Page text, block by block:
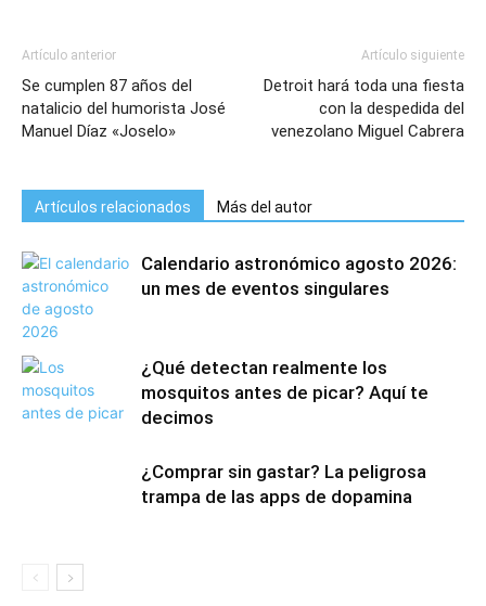
Artículo anterior
Se cumplen 87 años del
natalicio del humorista José
Manuel Díaz «Joselo»
Artículo siguiente
Detroit hará toda una fiesta
con la despedida del
venezolano Miguel Cabrera
Artículos relacionados Más del autor
Calendario astronómico agosto 2026:
un mes de eventos singulares
¿Qué detectan realmente los
mosquitos antes de picar? Aquí te
decimos
¿Comprar sin gastar? La peligrosa
trampa de las apps de dopamina